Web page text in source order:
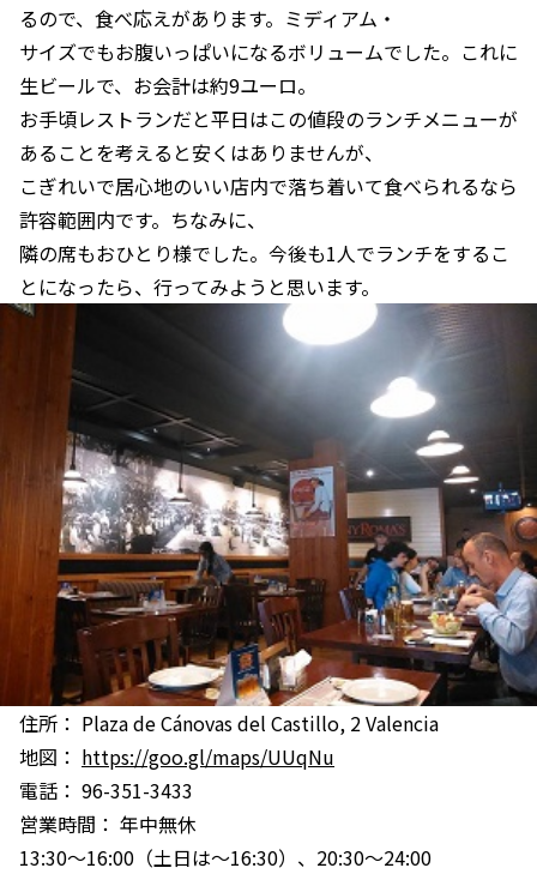
るので、食べ応えがあります。ミディアム・
サイズでもお腹いっぱいになるボリュームでした。これに
生ビールで、お会計は約9ユーロ。
お手頃レストランだと平日はこの値段のランチメニューが
あることを考えると安くはありませんが、
こぎれいで居心地のいい店内で落ち着いて食べられるなら
許容範囲内です。ちなみに、
隣の席もおひとり様でした。今後も1人でランチをするこ
とになったら、行ってみようと思います。
住所： Plaza de Cánovas del Castillo, 2 Valencia
地図： https://goo.gl/maps/UUqNu
電話： 96-351-3433
営業時間： 年中無休
13:30～16:00（土日は～16:30）、20:30～24:00